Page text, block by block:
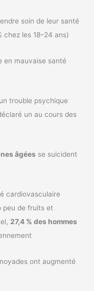
soin de leur santé
chez les 18–24 ans)
en mauvaise santé
trouble psychique
un au cours des
âgées se suicident
cardiovasculaire
peu de fruits et
27,4 % des hommes
ont augmenté